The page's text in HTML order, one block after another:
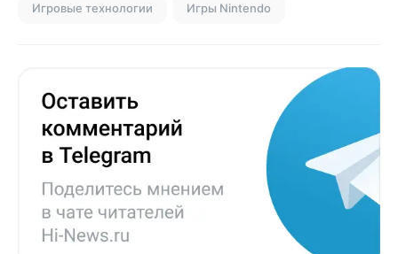
Игровые технологии Игры Nintendo